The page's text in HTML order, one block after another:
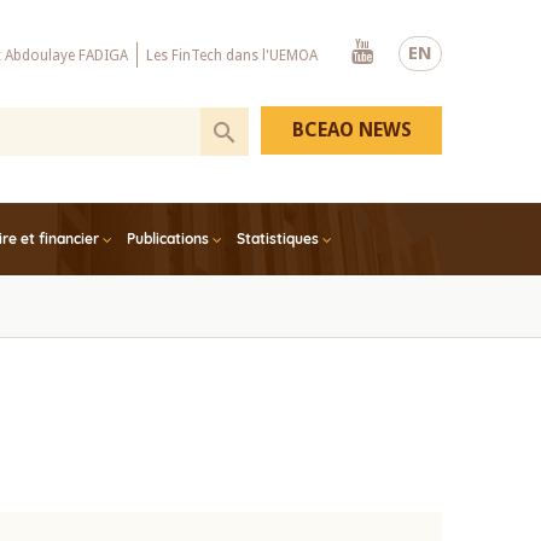
EN
Abdoulaye FADIGA Les FinTech dans l'UEMOA
Youtube
et financier Publications Statistiques
BCEAO NEWS